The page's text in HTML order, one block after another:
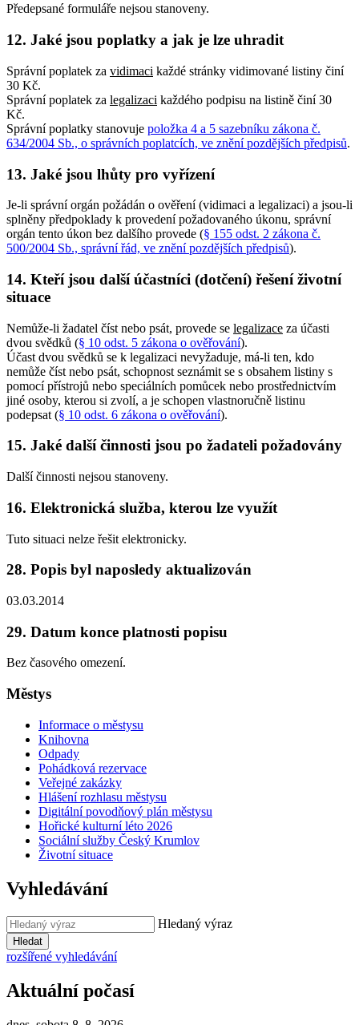
Předepsané formuláře nejsou stanoveny.
12. Jaké jsou poplatky a jak je lze uhradit
Správní poplatek za vidimaci každé stránky vidimované listiny činí
30 Kč.
Správní poplatek za legalizaci každého podpisu na listině činí 30
Kč.
Správní poplatky stanovuje položka 4 a 5 sazebníku zákona č.
634/2004 Sb., o správních poplatcích, ve znění pozdějších předpisů.
13. Jaké jsou lhůty pro vyřízení
Je-li správní orgán požádán o ověření (vidimaci a legalizaci) a jsou-li
splněny předpoklady k provedení požadovaného úkonu, správní
orgán tento úkon bez dalšího provede (§ 155 odst. 2 zákona č.
500/2004 Sb., správní řád, ve znění pozdějších předpisů).
14. Kteří jsou další účastníci (dotčení) řešení životní
situace
Nemůže-li žadatel číst nebo psát, provede se legalizace za účasti
dvou svědků (§ 10 odst. 5 zákona o ověřování).
Účast dvou svědků se k legalizaci nevyžaduje, má-li ten, kdo
nemůže číst nebo psát, schopnost seznámit se s obsahem listiny s
pomocí přístrojů nebo speciálních pomůcek nebo prostřednictvím
jiné osoby, kterou si zvolí, a je schopen vlastnoručně listinu
podepsat (§ 10 odst. 6 zákona o ověřování).
15. Jaké další činnosti jsou po žadateli požadovány
Další činnosti nejsou stanoveny.
16. Elektronická služba, kterou lze využít
Tuto situaci nelze řešit elektronicky.
28. Popis byl naposledy aktualizován
03.03.2014
29. Datum konce platnosti popisu
Bez časového omezení.
Městys
Informace o městysu
Knihovna
Odpady
Pohádková rezervace
Veřejné zakázky
Hlášení rozhlasu městysu
Digitální povodňový plán městysu
Hořické kulturní léto 2026
Sociální služby Český Krumlov
Životní situace
Vyhledávání
Hledaný výraz
Hledat
rozšířené vyhledávání
Aktuální počasí